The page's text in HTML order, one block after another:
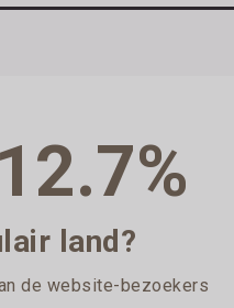
12.7%
land?
de website-bezoekers